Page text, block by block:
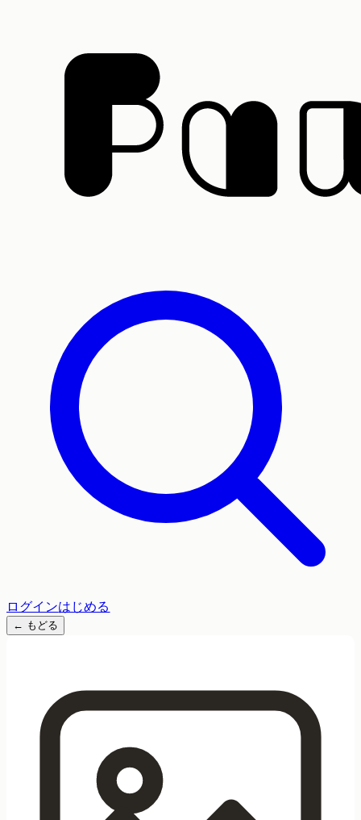
ログインはじめる
← もどる